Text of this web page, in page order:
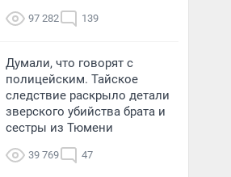
97 282 139
Думали, что говорят с
полицейским. Тайское
следствие раскрыло детали
зверского убийства брата и
сестры из Тюмени
39 769 47